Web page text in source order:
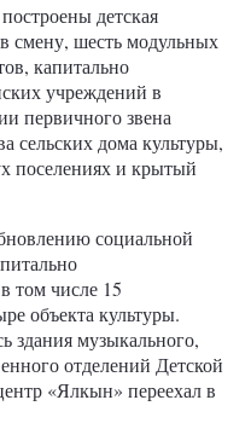
детская
смену, шесть модульных
капитально
учреждений в
первичного звена
сельских дома культуры,
поселениях и крытый
социальной
том числе 15
объекта культуры.
здания музыкального,
отделений Детской
«Ялкын» переехал в